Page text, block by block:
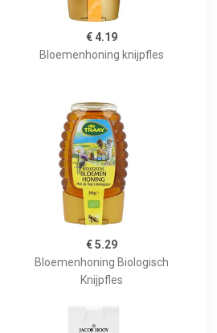
€ 4.19
Bloemenhoning knijpfles
€ 5.29
Bloemenhoning Biologisch
Knijpfles